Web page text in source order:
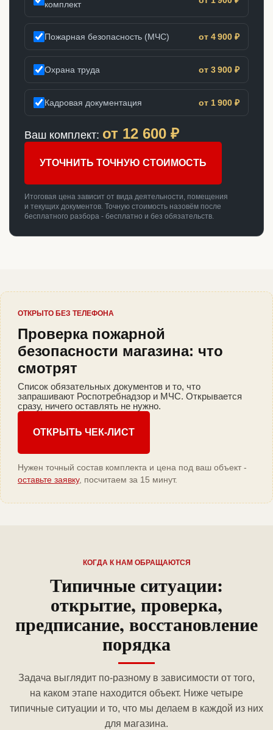
комплект
Пожарная безопасность (МЧС) от 4 900 ₽
Охрана труда от 3 900 ₽
Кадровая документация от 1 900 ₽
Ваш комплект: от 12 600 ₽
УТОЧНИТЬ ТОЧНУЮ СТОИМОСТЬ
Итоговая цена зависит от вида деятельности, помещения
и текущих документов. Точную стоимость назовём после
бесплатного разбора - бесплатно и без обязательств.
ОТКРЫТО БЕЗ ТЕЛЕФОНА
Проверка пожарной
безопасности магазина: что
смотрят
Список обязательных документов и то, что
запрашивают Роспотребнадзор и МЧС. Открывается
сразу, ничего оставлять не нужно.
ОТКРЫТЬ ЧЕК-ЛИСТ
Нужен точный состав комплекта и цена под ваш объект -
оставьте заявку, посчитаем за 15 минут.
КОГДА К НАМ ОБРАЩАЮТСЯ
Типичные ситуации:
открытие, проверка,
предписание, восстановление
порядка
Задача выглядит по-разному в зависимости от того,
на каком этапе находится объект. Ниже четыре
типичные ситуации и то, что мы делаем в каждой из них
для магазина.